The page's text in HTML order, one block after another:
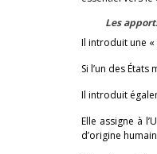
Les
Il introduit une «
Si l’un des
Il introduit
Elle assigne à
d’origine